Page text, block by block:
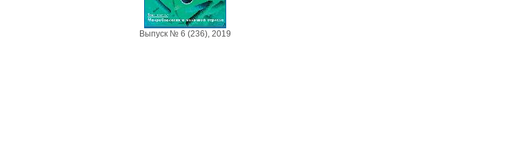
Выпуск № 6 (236), 2019